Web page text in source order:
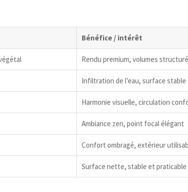
Bénéfice / intérêt
Rendu premium, volumes
Infiltration de l’eau, surface
Harmonie visuelle, circulation
Ambiance zen, point focal élégant
Confort ombragé, extérieur
Surface nette, stable et praticable